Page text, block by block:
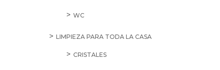
WC
LIMPIEZA PARA TODA LA CASA
CRISTALES